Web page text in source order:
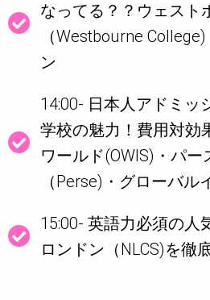
なってる？？ウェスト
（Westbourne
ン
14:00- 日本人アドミッ
学校の魅力！費用対効
ワールド(OWIS)・パー
（Perse)・グローバル
15:00- 英語力必須の
ロンドン（NLCS)を徹